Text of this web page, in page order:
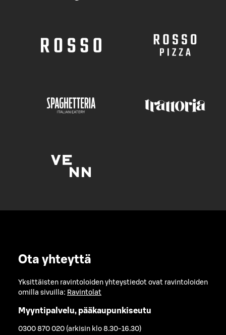
Ota yhteyttä
Yksittäisten ravintoloiden yhteystiedot ovat ravintoloiden
omilla sivuilla: Ravintolat
Myyntipalvelu, pääkaupunkiseutu
0300 870 020 (arkisin klo 8.30-16.30)